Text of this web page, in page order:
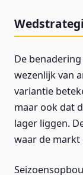
De
wezenlijk van
variantie
maar ook dat
lager liggen.
waar de markt